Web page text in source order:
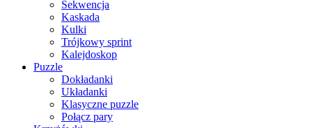
Sekwencja
Kaskada
Kulki
Trójkowy sprint
Kalejdoskop
Puzzle
Dokładanki
Układanki
Klasyczne puzzle
Połącz pary